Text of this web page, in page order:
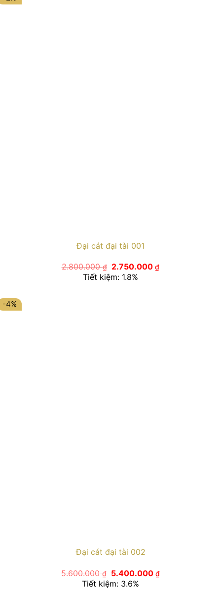
Đại cát đại tài 001
2.800.000₫
Giá
gốc
là:
2.750.000₫Giá
Tiết kiệm: 1.8%
-4%
Đại cát đại tài 002
5.600.000₫
Giá
gốc
là:
5.400.000₫Giá
Tiết kiệm: 3.6%